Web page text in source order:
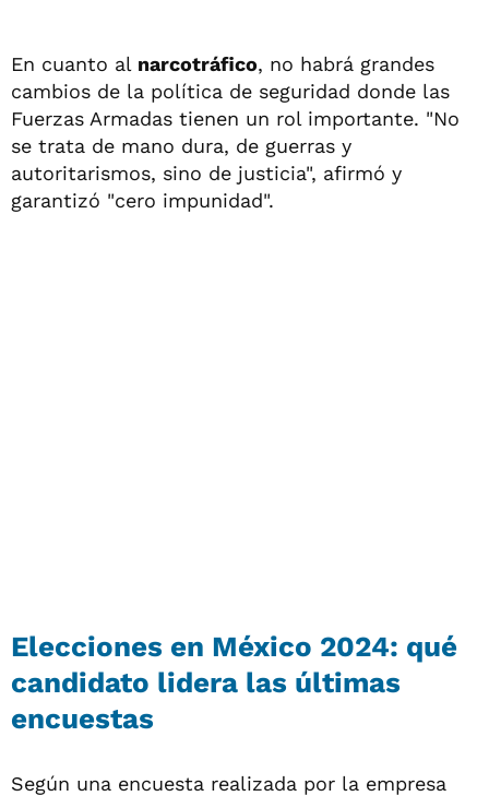
En cuanto al narcotráfico, no habrá grandes
cambios de la política de seguridad donde las
Fuerzas Armadas tienen un rol importante. "No
se trata de mano dura, de guerras y
autoritarismos, sino de justicia", afirmó y
garantizó "cero impunidad".
Elecciones en México 2024: qué
candidato lidera las últimas
encuestas
Según una encuesta realizada por la empresa